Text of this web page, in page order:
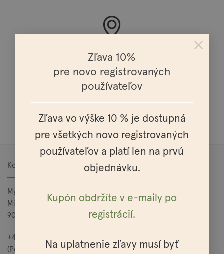
Zľava 10%
pre novo registrovaných
používateľov
Zľava vo výške 10 % je dostupná
pre všetkých novo registrovaných
používateľov a platí len na prvú
objednávku.
Kupón obdržíte v e-maily po
registrácií.
Na uplatnenie zľavy musí byť
×
Osobné vyzdvihnutie možné v celej SR a ČR
Doprava nad 100€ zadarmo
Kontakt
Mylo, s.r.o.
Mierová 25
900 27 Bernolákovo
+421 949 685 565
(Po – Pia: 10:00 – 15:00)